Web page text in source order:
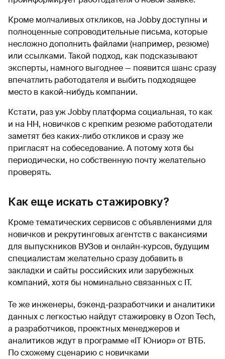
Кроме молчаливых откликов, на Jobby доступны и
полноценные сопроводительные письма, которые
несложно дополнить файлами (например, резюме)
или ссылками. Такой подход, как подсказывают
эксперты, намного выгоднее — появится шанс сразу
впечатлить работодателя и выбить подходящее
место в какой-нибудь компании.
Кстати, раз уж Jobby платформа социальная, то как
и на HH, новичков с крепким резюме работодатели
заметят без каких-либо откликов и сразу же
пригласят на собеседование. А потому хотя бы
периодически, но собственную почту желательно
проверять.
Как еще искать стажировку?
Кроме тематических сервисов с объявлениями для
новичков и рекрутинговых агентств с вакансиями
для выпускников ВУЗов и онлайн-курсов, будущим
специалистам желательно сразу добавить в
закладки и сайты российских или зарубежных
компаний, хотя бы номинально связанных с IT.
Те же инженеры, бэкенд-разработчики и аналитики
данных с легкостью найдут стажировку в Ozon Tech,
а разработчиков, проектных менеджеров и
аналитиков ждут в программе «IT Юниор» от ВТБ.
По схожему сценарию с новичками